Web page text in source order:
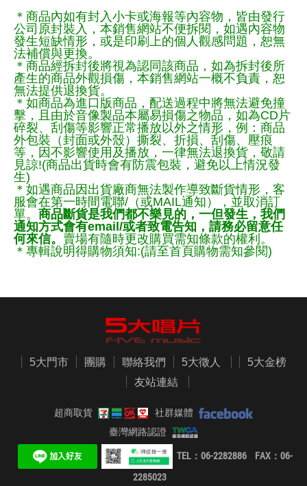
＊商品內如有封入小卡或海報等內容物，皆由發行
公司原封裝入，本銷售網站不便拆閱，如遇內容物
發生短缺情形，或是印刷上的個人觀感問題，恕無
法補償與更換。
＊商品經拆封後將視為認同該商品，如為拆封後所
產生的商品外觀損傷，本銷售網站一概不負責，恕
無法提供退換貨。
＊如商品為進口版商品，配送過程中將無法避免撞
擊，且由於音像製品本屬易損傷之物品，如為CD片
碎裂、刮傷等影響正常播放以外之情形，例：商品
外包裝（封面或外殼）撕裂、折損、刮傷、壓痕
等，因不影響使用及播放，一律無法退換貨，敬請
見諒!(商品出貨時會有防震包裝，避免以上情況發
生)
＊如遇商品因出貨廠商無法製作導致斷貨情形，客
服會在第一時間電聯/（或MAIL通知），並取消訂
單。 商品斷貨是我們都不樂見的，一但發生，我們
通知方式會有email/或者致電告知，請務必留意任
何來信。 賣場有隨時更改購買需知條款的權利。
＊專輯說明得購物須知:(請至首頁購物需知參閱)
5大門市 團購 聯絡我們 5大徵人
5大金榜
友站連結
超商取貨
社群媒體
臺灣網路認證
TEL：06-2282886 FAX：06-
2285023